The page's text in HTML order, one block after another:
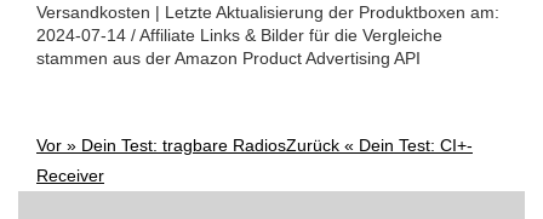
Versandkosten | Letzte Aktualisierung der Produktboxen am:
2024-07-14 / Affiliate Links & Bilder für die Vergleiche
stammen aus der Amazon Product Advertising API
Post
Vor » Dein Test: tragbare RadiosZurück « Dein Test: CI+-
Receiver